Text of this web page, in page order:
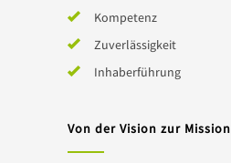
Kompetenz
Zuverlässigkeit
Inhaberführung
Von der Vision zur Mission